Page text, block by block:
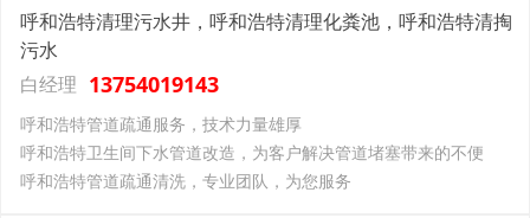
呼和浩特清理污水井，呼和浩特清理化粪池，呼和浩特清掏
污水
白经理 13754019143
呼和浩特管道疏通服务，技术力量雄厚
呼和浩特卫生间下水管道改造，为客户解决管道堵塞带来的不便
呼和浩特管道疏通清洗，专业团队，为您服务